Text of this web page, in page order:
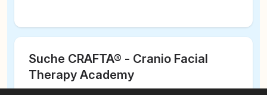
Suche CRAFTA® - Cranio Facial
Therapy Academy